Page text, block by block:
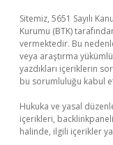
Sitemiz, 5651 Sayılı
Kurumu (BTK)
vermektedir. Bu
veya araştırma
yazdıkları içeriklerin
bu sorumluluğu kabul
Hukuka ve yasal
içerikleri,
halinde, ilgili içerikler